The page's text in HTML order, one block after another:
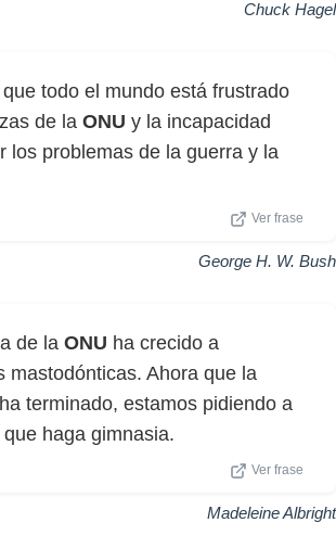
Chuck Hagel
todo el mundo está frustrado
de la ONU y la incapacidad
los problemas de la guerra y la
Ver frase
George H. W. Bush
de la ONU ha crecido a
mastodónticas. Ahora que la
terminado, estamos pidiendo a
haga gimnasia.
Ver frase
Madeleine Albright